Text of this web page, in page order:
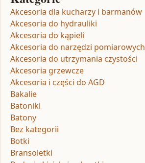
Akcesoria dla kucharzy i barmanów
Akcesoria do hydrauliki
Akcesoria do kąpieli
Akcesoria do narzędzi pomiarowych
Akcesoria do utrzymania czystości
Akcesoria grzewcze
Akcesoria i części do AGD
Bakalie
Batoniki
Batony
Bez kategorii
Botki
Bransoletki